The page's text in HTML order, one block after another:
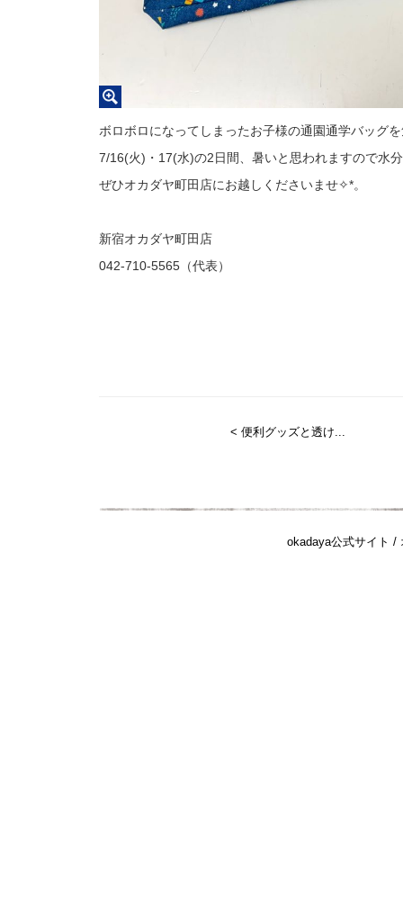
ボロボロになってしまったお子様の通園通学バッグ
7/16(火)・17(水)の2日間、暑いと思われますので水
ぜひオカダヤ町田店にお越しくださいませ✧*。
新宿オカダヤ町田店
042-710-5565（代表）
< 便利グッズと透け...
okadaya公式サイト /